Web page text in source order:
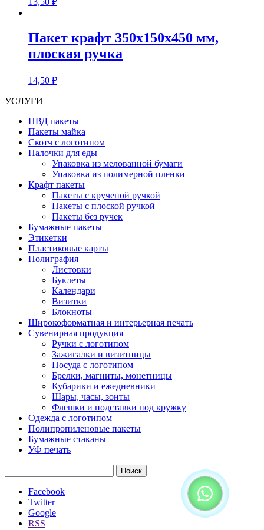
Пакет крафт 350х150х450 мм,
плоская ручка
14,50 ₽
УСЛУГИ
ПВД пакеты
Пакеты майка
Скотч с логотипом
Палочки для еды
Упаковка из мелованной бумаги
Упаковка из полимерной пленки
Крафт пакеты
Пакеты с крученой ручкой
Пакеты с плоской ручкой
Пакеты без ручек
Бумажные пакеты
Этикетки
Пластиковые карты
Полиграфия
Листовки
Буклеты
Календари
Визитки
Блокноты
Широкоформатная и интерьерная печать
Сувенирная продукция
Ручки с логотипом
Зажигалки и визитницы
Посуда с логотипом
Брелки, магниты, монетницы
Кубарики и ежедневники
Шары, часы, зонты
Флешки и подставки под кружку
Одежда с логотипом
Полипропиленовые пакеты
Бумажные стаканы
УФ печать
Facebook
Twitter
Google
RSS